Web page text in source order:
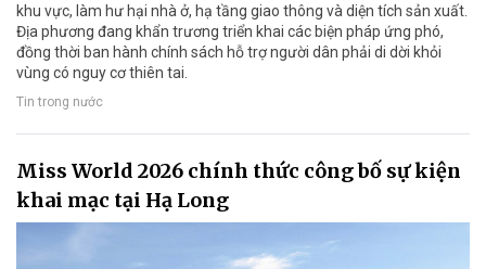
khu vực, làm hư hại nhà ở, hạ tầng giao thông và diện tích sản xuất.
Địa phương đang khẩn trương triển khai các biện pháp ứng phó,
đồng thời ban hành chính sách hỗ trợ người dân phải di dời khỏi
vùng có nguy cơ thiên tai.
Tin trong nước
Miss World 2026 chính thức công bố sự kiện
khai mạc tại Hạ Long